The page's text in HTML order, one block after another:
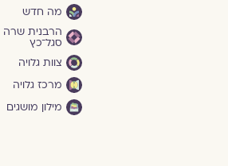
מה חדש
הרבנית שרה
סגל־כץ
צוות גלויה
מרכז גלויה
מילון מושגים